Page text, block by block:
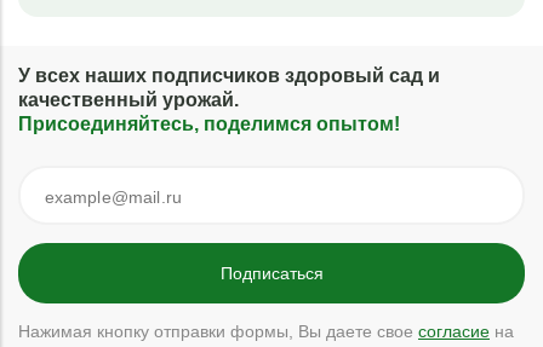
У всех наших подписчиков здоровый сад и
качественный урожай.
Присоединяйтесь, поделимся опытом!
Нажимая кнопку отправки формы, Вы даете свое согласие на